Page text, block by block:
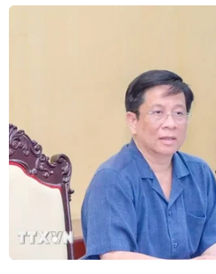
có những lúc có tới tám
Bên cạnh các cuộc trao
các hoạt động bên lề
quan trọng.
Đây chính là cơ hội để
thương lượng riêng với
kinh doanh cùng tham
xã hội, các nhà doanh
giới được tiếp xúc và làm